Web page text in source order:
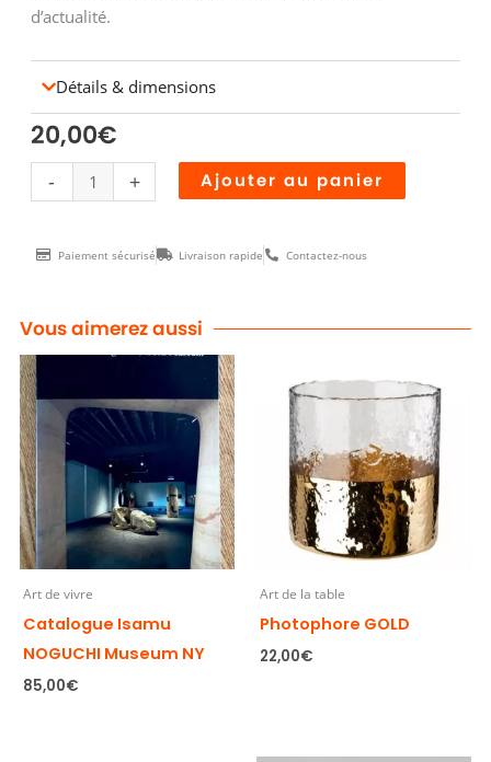
d’actualité.
Détails & dimensions
20,00€
-
quantité
de
PERRIAND
+ Ajouter au panier
Paiement sécurisé Livraison rapide Contactez-nous
Vous aimerez aussi
Art de vivre
Catalogue Isamu
NOGUCHI Museum NY
85,00€
Art de la table
Photophore GOLD
22,00€